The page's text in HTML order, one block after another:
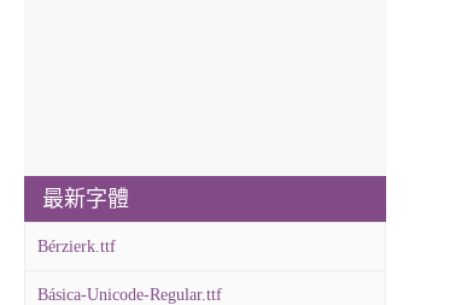
最新字體
Bérzierk.ttf
Básica-Unicode-Regular.ttf